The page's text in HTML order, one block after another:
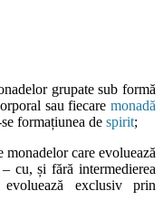
grupate sub formă
sau fiecaremonadă
formațiunea de spirit;
care evoluează
cu, și fără intermedierea
exclusiv prin